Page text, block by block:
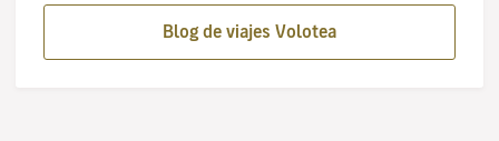
Blog de viajes Volotea